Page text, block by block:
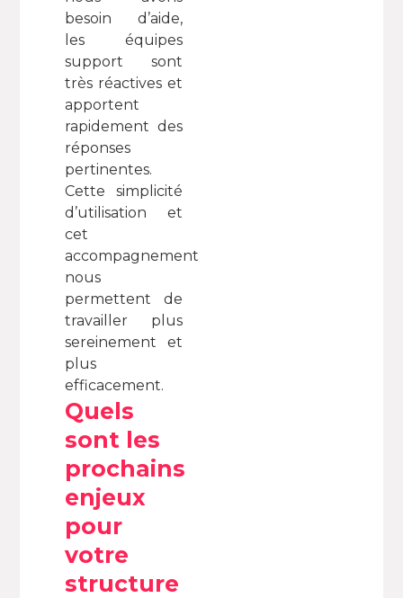
besoin d’aide,
les équipes
support sont
très réactives et
apportent
rapidement des
réponses
pertinentes.
Cette simplicité
d’utilisation et
cet
accompagnement
nous
permettent de
travailler plus
sereinement et
plus
efficacement.
Quels
sont les
prochains
enjeux
pour
votre
structure